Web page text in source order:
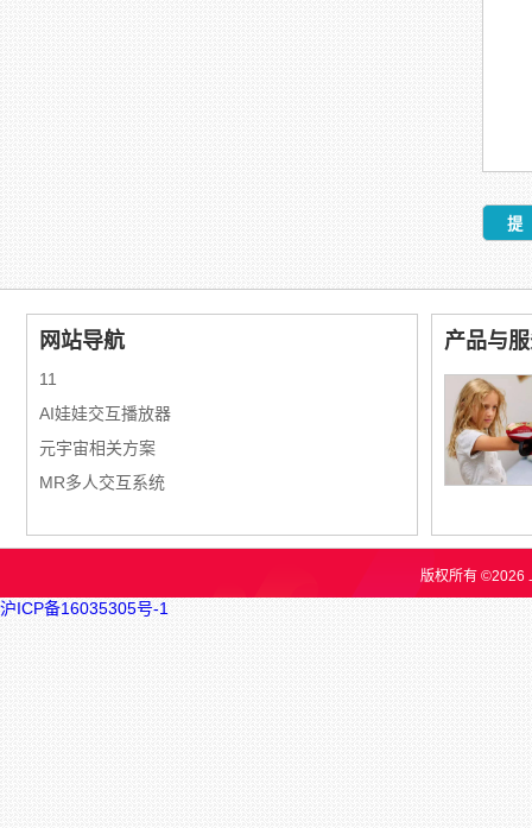
网站导航
11
AI娃娃交互播放器
元宇宙相关方案
MR多人交互系统
产品与
版权所有 ©2026
沪ICP备16035305号-1